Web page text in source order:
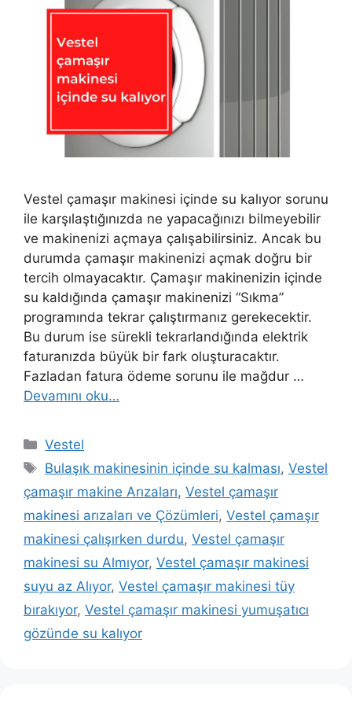
Vestel çamaşır makinesi içinde su kalıyor sorunu
ile karşılaştığınızda ne yapacağınızı bilmeyebilir
ve makinenizi açmaya çalışabilirsiniz. Ancak bu
durumda çamaşır makinenizi açmak doğru bir
tercih olmayacaktır. Çamaşır makinenizin içinde
su kaldığında çamaşır makinenizi “Sıkma”
programında tekrar çalıştırmanız gerekecektir.
Bu durum ise sürekli tekrarlandığında elektrik
faturanızda büyük bir fark oluşturacaktır.
Fazladan fatura ödeme sorunu ile mağdur …
Devamını oku…
Kategoriler
Vestel
Etiketler
Bulaşık makinesinin içinde su kalması,Vestel
çamaşır makine Arızaları, Vestel çamaşır
makinesi arızaları ve Çözümleri, Vestel çamaşır
makinesi çalışırken durdu, Vestel çamaşır
makinesi su Almıyor, Vestel çamaşır makinesi
suyu az Alıyor, Vestel çamaşır makinesi tüy
bırakıyor, Vestel çamaşır makinesi yumuşatıcı
gözünde su kalıyor